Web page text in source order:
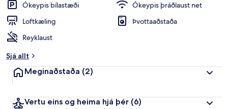
Ókeypis bílastæði
Ókeypis þráðlaust net
Loftkæling
Þvottaaðstaða
Reyklaust
Sjá allt
Meginaðstaða (2)
Vertu eins og heima hjá þér (6)